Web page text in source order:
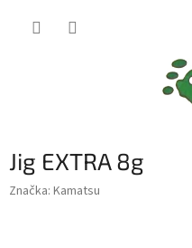
Jig EXTRA 8g
Značka: Kamatsu